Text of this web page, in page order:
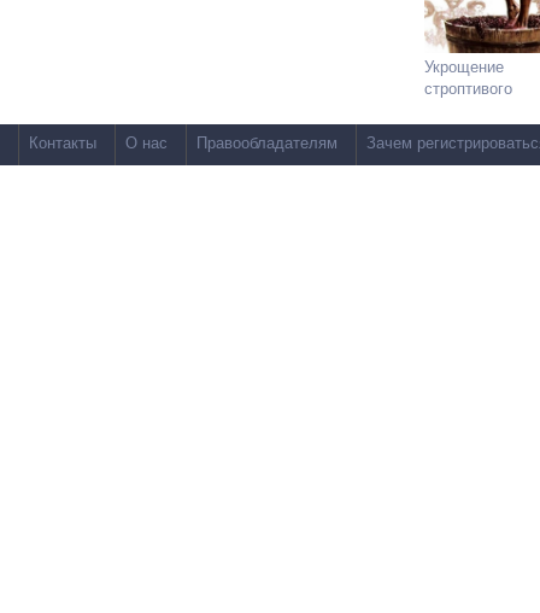
Укрощение
строптивого
Контакты О нас Правообладателям Зачем